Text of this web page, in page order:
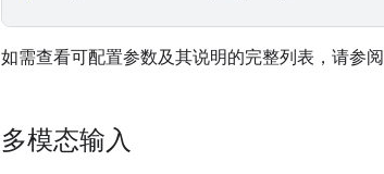
如需查看可配置参数及其说明的完整列表，请参阅
多模态输入